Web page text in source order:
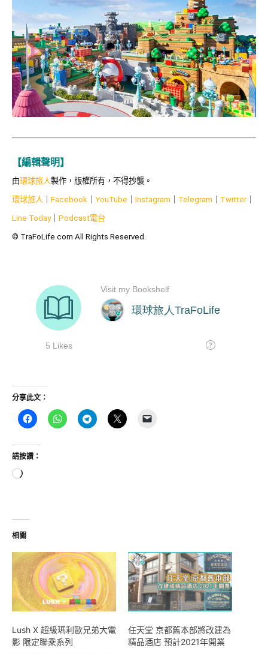
【編輯聲明】
由環球旅人製作，版權所有，不得抄襲。
環球旅人 Facebook YouTube Instagram Telegram Twitter｜
Line Today｜ Podcast電台
© TraFoLife.com All Rights Reserved.
分享此文：
請按讚：
正
入...
相關
Lush X 超級瑪利歐兄弟大電
影 限定聯乘系列
任天堂 京都舊本部將改建為
精品酒店 預計2021年開業